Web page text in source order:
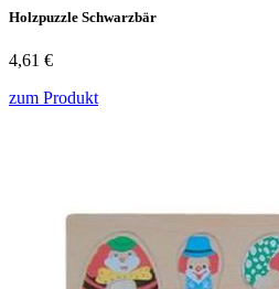
Holzpuzzle Schwarzbär
4,61 €
zum Produkt